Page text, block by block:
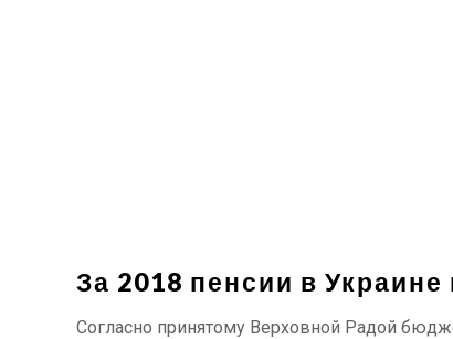
За 2018 пенсии в
Согласно принятому Верховной Радой